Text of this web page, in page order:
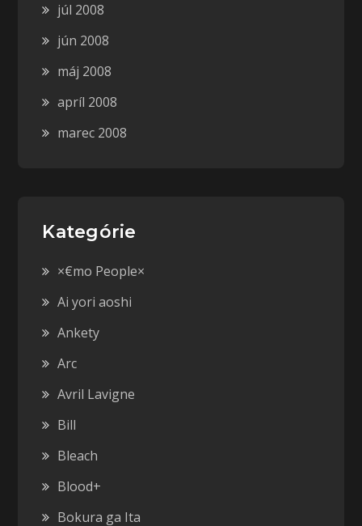
júl 2008
jún 2008
máj 2008
apríl 2008
marec 2008
Kategórie
×€mo People×
Ai yori aoshi
Ankety
Arc
Avril Lavigne
Bill
Bleach
Blood+
Bokura ga Ita